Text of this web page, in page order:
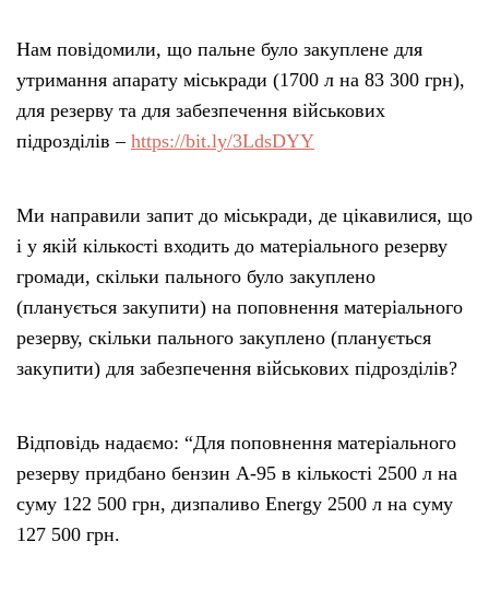
Нам повідомили, що пальне було закуплене для
утримання апарату міськради (1700 л на 83 300 грн),
для резерву та для забезпечення військових
підрозділів – https://bit.ly/3LdsDYY
Ми направили запит до міськради, де цікавилися, що
і у якій кількості входить до матеріального резерву
громади, скільки пального було закуплено
(планується закупити) на поповнення матеріального
резерву, скільки пального закуплено (планується
закупити) для забезпечення військових підрозділів?
Відповідь надаємо: “Для поповнення матеріального
резерву придбано бензин А-95 в кількості 2500 л на
суму 122 500 грн, дизпаливо Energy 2500 л на суму
127 500 грн.